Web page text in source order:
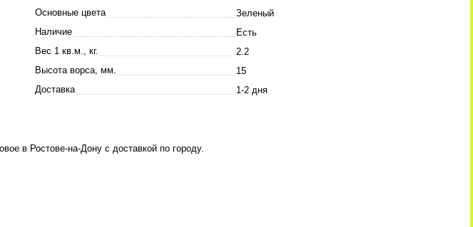
Основные цвета
Зеленый
Наличие
Есть
Вес 1 кв.м., кг.
2.2
Высота ворса, мм.
15
Доставка
1-2 дня
в Ростове-на-Дону с доставкой по городу.